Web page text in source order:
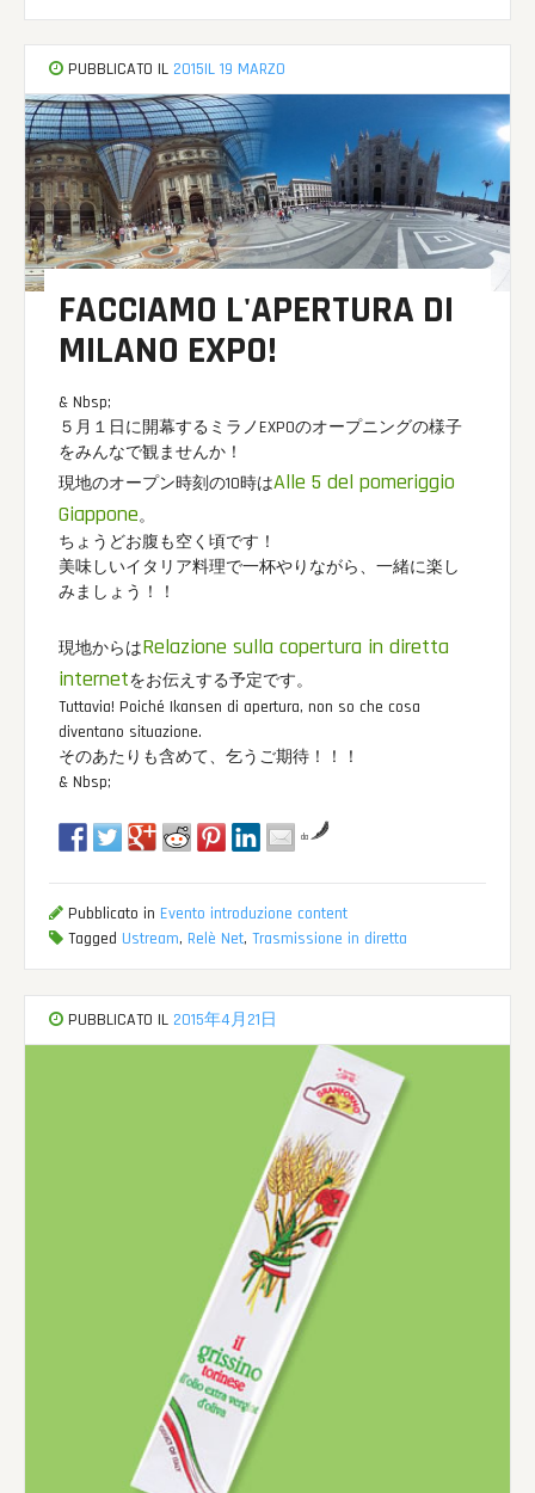
PUBBLICATO IL 2015IL 19 MARZO
FACCIAMO L'APERTURA DI
MILANO EXPO!
& Nbsp;
５月１日に開幕するミラノEXPOのオープニングの様子
をみんなで観ませんか！
現地のオープン時刻の10時はAlle 5 del pomeriggio
Giappone。
ちょうどお腹も空く頃です！
美味しいイタリア料理で一杯やりながら、一緒に楽し
みましょう！！
現地からはRelazione sulla copertura in diretta
internetをお伝えする予定です。
Tuttavia! Poiché Ikansen di apertura, non so che cosa
diventano situazione.
そのあたりも含めて、乞うご期待！！！
& Nbsp;
da
Pubblicato in Evento introduzione content
Tagged Ustream, Relè Net,Trasmissione in diretta
PUBBLICATO IL 2015年4月21日